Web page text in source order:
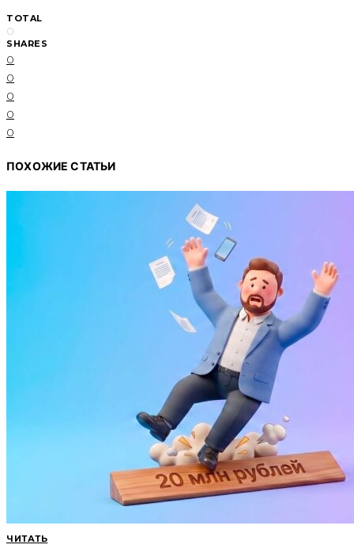
TOTAL
0
SHARES
0
0
0
0
0
ПОХОЖИЕ СТАТЬИ
ЧИТАТЬ